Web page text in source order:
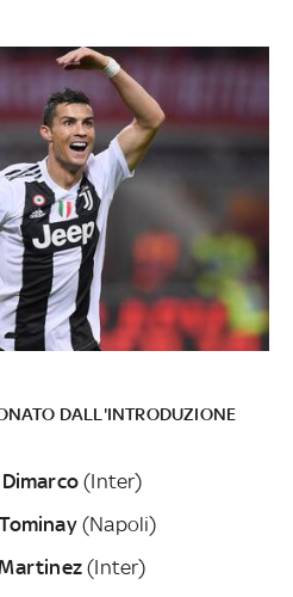
DALL'INTRODUZIONE
Dimarco(Inter)
(Napoli)
(Inter)